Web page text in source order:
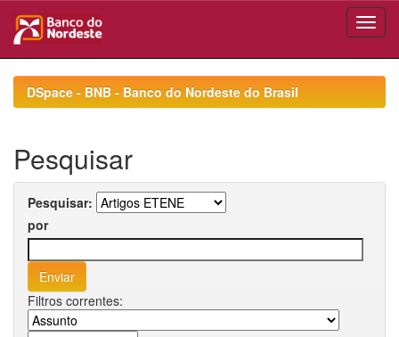
navigationDSpace - BNB - Banco do Nordeste do Brasil
Pesquisar
Pesquisar:
por
Filtros correntes: